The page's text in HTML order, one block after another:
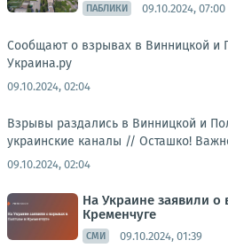
ПАБЛИКИ 09.10.2024, 07:00
Сообщают о взрывах в Винницкой и
Украина.ру
09.10.2024, 02:04
Взрывы раздались в Винницкой и
украинские каналы // Осташко!
09.10.2024, 02:04
На Украине заявили о
Кременчуге
СМИ 09.10.2024, 01:39